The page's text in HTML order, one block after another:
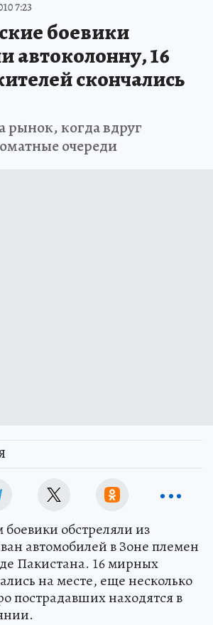
7:23
боевики
автоколонну, 16
скончались
рынок, когда вдруг
очереди
боевики обстреляли из
автомобилей в Зоне племен
Пакистана. 16 мирных
на месте, еще несколько
пострадавших находятся в